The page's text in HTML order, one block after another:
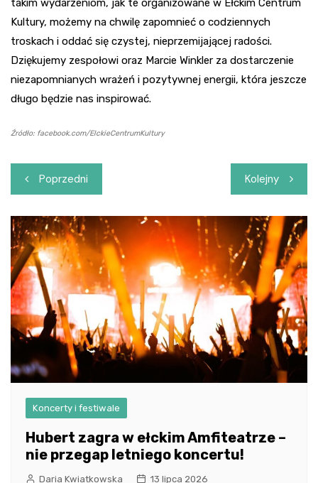
takim wydarzeniom, jak te organizowane w Ełckim Centrum
Kultury, możemy na chwilę zapomnieć o codziennych
troskach i oddać się czystej, nieprzemijającej radości.
Dziękujemy zespołowi oraz Marcie Winkler za dostarczenie
niezapomnianych wrażeń i pozytywnej energii, która jeszcze
długo będzie nas inspirować.
Źródło: facebook.com/ElckieCentrumKultury
Nawigacja
wpisu
Poprzedni Kolejny
Koncerty i festiwale
Hubert zagra w ełckim Amfiteatrze –
nie przegap letniego koncertu!
Daria Kwiatkowska 13 lipca 2026